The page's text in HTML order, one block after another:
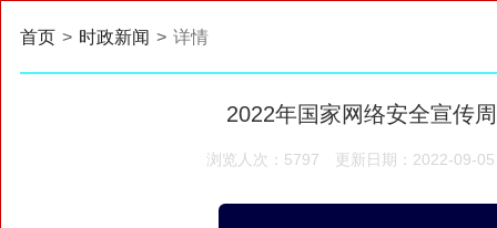
首页 > 时政新闻 > 详情
2022年国家网络安全宣传
浏览人次：5797 更新日期：2022-09-